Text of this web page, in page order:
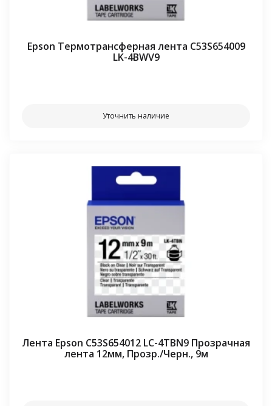
Epson Термотрансферная лента C53S654009
LK-4BWV9
Уточнить наличие
Лента Epson C53S654012 LC-4TBN9 Прозрачная
лента 12мм, Прозр./Черн., 9м